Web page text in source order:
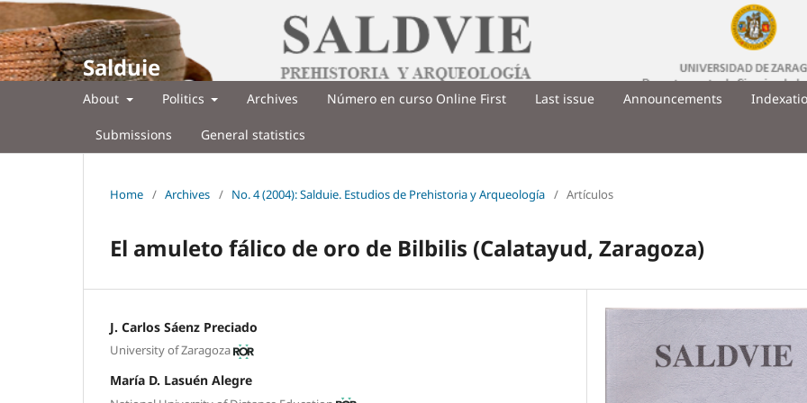
Salduie
About Politics Archives Número en curso Online First Last issue Announcements
Submissions General statistics
Home / Archives / No. 4 (2004): Salduie. Estudios de Prehistoria y Arqueología / Artículos
El amuleto fálico de oro de Bilbilis (Calatayud, Zaragoza)
J. Carlos Sáenz Preciado
University of Zaragoza
María D. Lasuén Alegre